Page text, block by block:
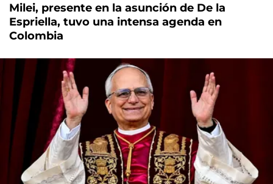
Milei, presente en la asunción de De la
Espriella, tuvo una intensa agenda en
Colombia